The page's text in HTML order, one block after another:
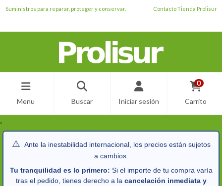
Suministros para reparar, proteger y conservar. Contacto Tienda Prolisur
Menu Buscar Iniciar sesión
0
Carrito
.
⚠️ Ante la inestabilidad internacional, los precios están sujetos
a cambios.
Tu tranquilidad es lo primero: Si el importe de tu compra varía
tras el pedido, tienes derecho a la cancelación inmediata y